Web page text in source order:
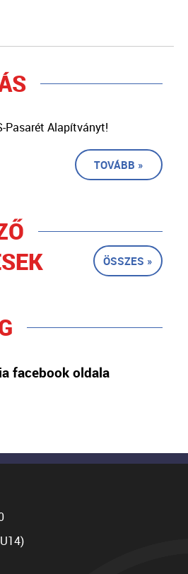
Pasarét Alapítványt!
TOVÁBB »
ÖSSZES »
facebook oldala